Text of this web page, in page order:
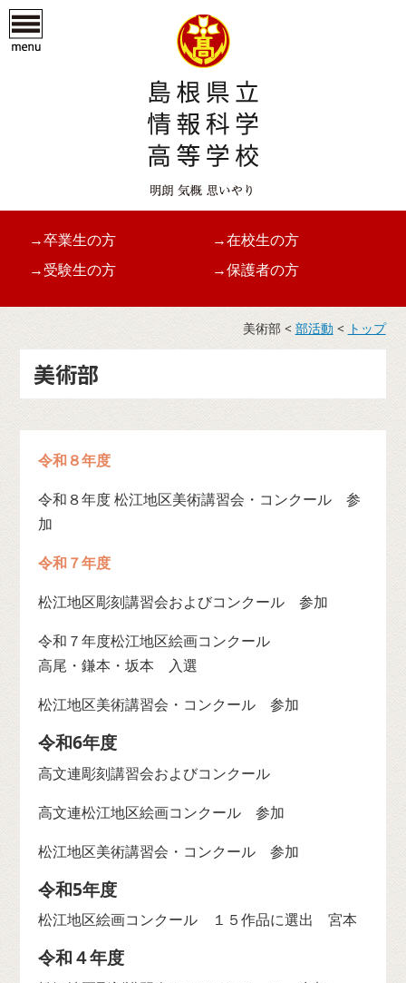
→卒業生の方
→在校生の方
→受験生の方
→保護者の方
美術部 < 部活動 < トップ
美術部
令和８年度
令和８年度 松江地区美術講習会・コンクール 参
加
令和７年度
松江地区彫刻講習会およびコンクール 参加
令和７年度松江地区絵画コンクール
高尾・鎌本・坂本 入選
松江地区美術講習会・コンクール 参加
令和6年度
高文連彫刻講習会およびコンクール
高文連松江地区絵画コンクール 参加
松江地区美術講習会・コンクール 参加
令和5年度
松江地区絵画コンクール １５作品に選出 宮本
令和４年度